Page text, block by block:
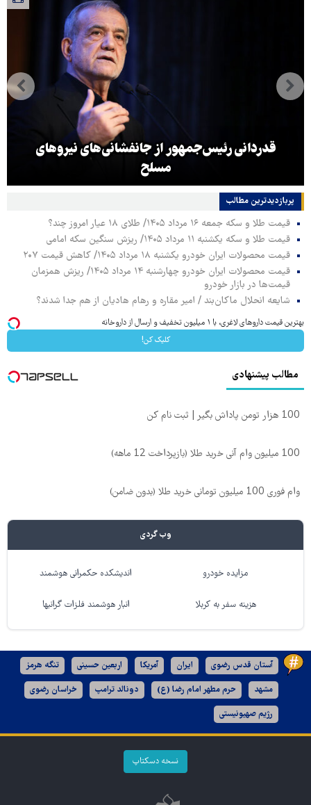
قدردانی رئیس‌جمهور از جانفشانی‌های نیروهای
مسلح
پربازدیدترین‌ مطالب
قیمت طلا و سکه جمعه ۱۶ مرداد ۱۴۰۵/ طلای ۱۸ عیار امروز چند؟
قیمت طلا و سکه یکشنبه ۱۱ مرداد ۱۴۰۵/ ریزش سنگین سکه امامی
قیمت محصولات ایران خودرو یکشنبه ۱۸ مرداد ۱۴۰۵/ کاهش قیمت ۲۰۷
قیمت محصولات ایران خودرو چهارشنبه ۱۴ مرداد ۱۴۰۵/ ریزش همزمان
قیمت‌ها در بازار خودرو
شایعه انحلال ماکان‌بند / امیر مقاره و رهام هادیان از هم جدا شدند؟
بهترین قیمت داروهای لاغری، با ۱ میلیون تخفیف و ارسال از داروخانه‌
کلیک کن!
مطالب پیشنهادی
100 هزار تومن پاداش بگیر | ثبت نام کن
100 میلیون وام آنی خرید طلا (بازپرداخت 12 ماهه)
وام فوری 100 میلیون تومانی خرید طلا (بدون ضامن)
وب گردی
مزایده خودرو اندیشکده حکمرانی هوشمند
هزینه سفر به کربلا انبار هوشمند فلزات گرانبها
آستان قدس رضوی ایران آمریکا اربعین حسینی تنگه هرمز
مشهد حرم مطهر امام رضا (ع) دونالد ترامپ خراسان رضوی
رژیم صهیونیستی
نسخه دسکتاپ